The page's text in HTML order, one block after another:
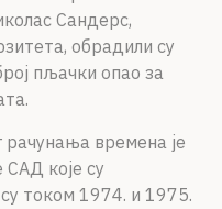
Сандерс,
обрадили су
пљачки опао за
времена је
које су
током 1974. и 1975.